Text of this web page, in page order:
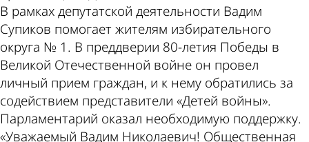
В рамках депутатской деятельности Вадим
Супиков помогает жителям избирательного
округа № 1. В преддверии 80-летия Победы в
Великой Отечественной войне он провел
личный прием граждан, и к нему обратились за
содействием представители «Детей войны».
Парламентарий оказал необходимую поддержку.
«Уважаемый Вадим Николаевич! Общественная